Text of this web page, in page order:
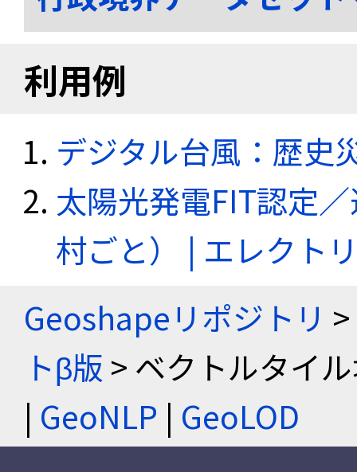
利用例
デジタル台風：歴史
太陽光発電FIT認定
村ごと） | エレクト
Geoshapeリポジトリ >
トβ版 > ベクトルタイ
| GeoNLP | GeoLOD